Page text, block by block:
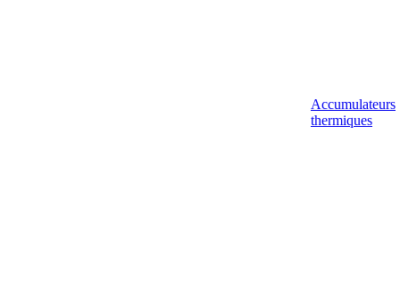
Accumulateurs
thermiques